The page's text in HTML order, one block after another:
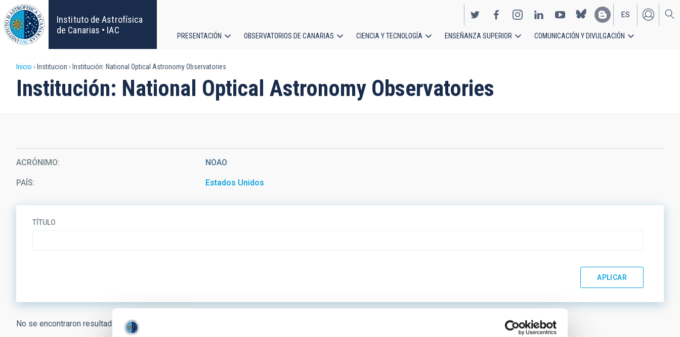
Pasar
al
contenido
principal
Instituto de Astrofísica
de Canarias • IAC
EN
ES
principal
PRESENTACIÓN OBSERVATORIOS DE CANARIAS CIENCIA Y TECNOLOGÍA ENSEÑANZA SUPERIOR COMUNICACIÓN Y DIVULGACIÓN
Sobrescribir
enlaces
a
la
navegación
Inicio Institucion Institución: National Optical Astronomy Observatories
Institución: National Optical Astronomy Observatories
ACRÓNIMO NOAO
PAÍS Estados Unidos
TÍTULO
No se encontraron resultados.